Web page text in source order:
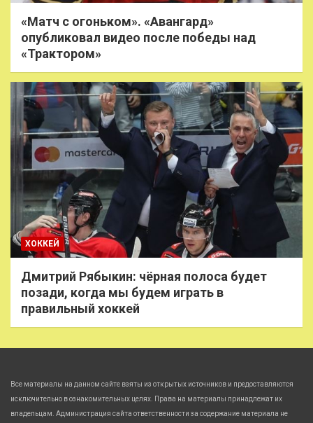
«Матч с огоньком». «Авангард»
опубликовал видео после победы над
«Трактором»
ХОККЕЙ
Дмитрий Рябыкин: чёрная полоса будет
позади, когда мы будем играть в
правильный хоккей
Все материалы на данном сайте взяты из открытых источников и предоставляются
исключительно в ознакомительных целях. Права на материалы принадлежат их
владельцам. Администрация сайта ответственности за содержание материала не